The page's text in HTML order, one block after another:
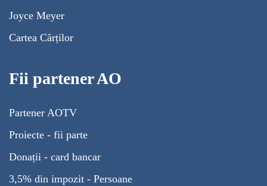
Joyce Meyer
Cartea Cărților
Fii partener AO
Partener AOTV
Proiecte - fii parte
Donații - card bancar
3,5% din impozit - Persoane